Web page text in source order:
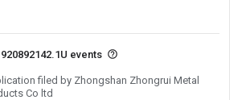
events
filed by Zhongshan Zhongrui Metal
Co ltd